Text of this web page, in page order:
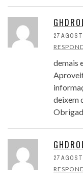
27
demais
deixem
27